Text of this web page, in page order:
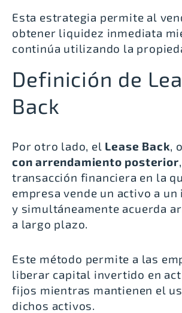
Esta estrategia permite al
obtener liquidez inmediata
continúa utilizando la
Definición de
Back
Por otro lado, el Lease Back, o
con arrendamiento posterior
transacción financiera en la
empresa vende un activo a
y simultáneamente acuerda
a largo plazo.
Este método permite a las
liberar capital invertido en
fijos mientras mantienen el
dichos activos.